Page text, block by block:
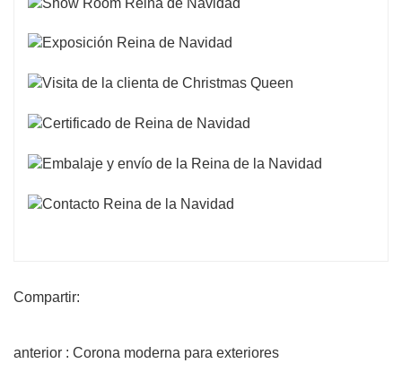
Compartir:
anterior : Corona moderna para exteriores